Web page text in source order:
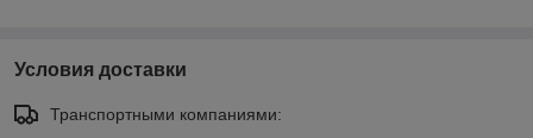
Условия доставки
Транспортными компаниями: